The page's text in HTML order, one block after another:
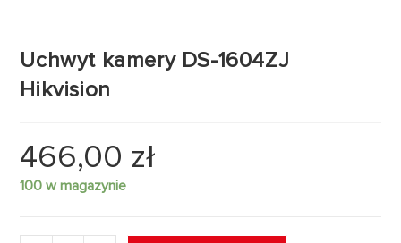
Uchwyt kamery DS-1604ZJ
Hikvision
466,00 zł
100 w magazynie